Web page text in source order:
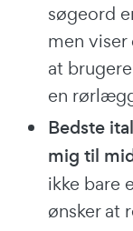
søgeord
men
at
en
Bedste
mig til
ikke bare
ønsker at